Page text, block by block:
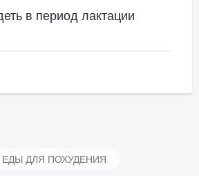
в период лактации
ДЛЯ ПОХУДЕНИЯ